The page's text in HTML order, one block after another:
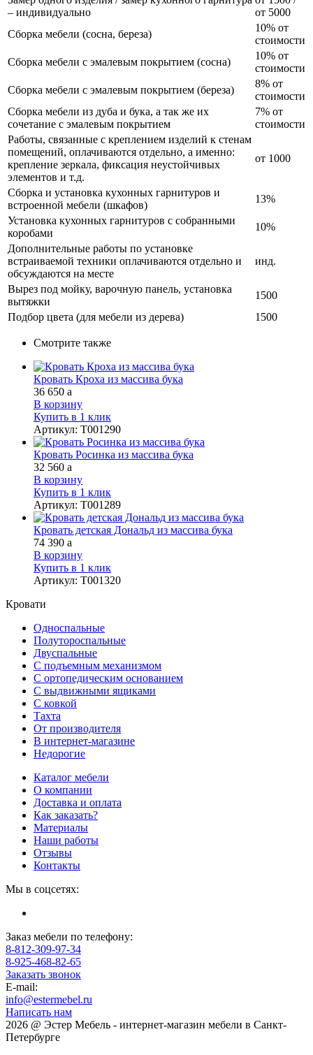
– индивидуально
от 5000
Сборка мебели (сосна, береза)
10% от
стоимости
Сборка мебели с эмалевым покрытием (сосна)
10% от
стоимости
Сборка мебели с эмалевым покрытием (береза)
8% от
стоимости
Сборка мебели из дуба и бука, а так же их
сочетание с эмалевым покрытием
7% от
стоимости
Работы, связанные с креплением изделий к стенам
помещений, оплачиваются отдельно, а именно:
крепление зеркала, фиксация неустойчивых
элементов и т.д.
от 1000
Сборка и установка кухонных гарнитуров и
встроенной мебели (шкафов)
13%
Установка кухонных гарнитуров с собранными
коробами
10%
Дополнительные работы по установке
встраиваемой техники оплачиваются отдельно и
обсуждаются на месте
инд.
Вырез под мойку, варочную панель, установка
вытяжки
1500
Подбор цвета (для мебели из дерева)
1500
Смотрите также
Кровать Кроха из массива бука
36 650 a
В корзину
Купить в 1 клик
Артикул: Т001290
Кровать Росинка из массива бука
32 560 a
В корзину
Купить в 1 клик
Артикул: Т001289
Кровать детская Дональд из массива бука
74 390 a
В корзину
Купить в 1 клик
Артикул: Т001320
Кровати
Односпальные
Полутороспальные
Двуспальные
С подъемным механизмом
С ортопедическим основанием
С выдвижными ящиками
С ковкой
Тахта
От производителя
В интернет-магазине
Недорогие
Каталог мебели
О компании
Доставка и оплата
Как заказать?
Материалы
Наши работы
Отзывы
Контакты
Мы в соцсетях:
Заказ мебели по телефону:
8-812-309-97-34
8-925-468-82-65
Заказать звонок
E-mail:
info@estermebel.ru
Написать нам
2026 @ Эстер Мебель - интернет-магазин мебели в Санкт-
Петербурге